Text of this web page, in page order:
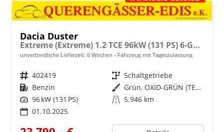
Dacia Duster
Extreme (Extreme) 1.2 TCE 96kW (131 PS) 6-Gang Schaltgetriebe
unverbindliche Lieferzeit: 6 Wochen Fahrzeug mit Tageszulassung
Fahrzeugnr. 402419 Getriebe Schaltgetriebe
Kraftstoff Benzin Außenfarbe
Grün, OXID-GRÜN (TEDQK)
Leistung 96 kW (131 PS) Kilometerstand 5.946 km
01.10.2025